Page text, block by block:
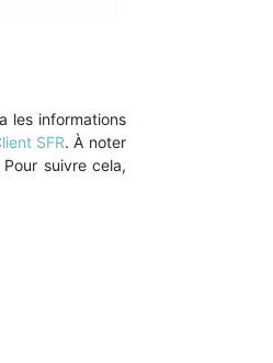
les informations
SFR. À noter
suivre cela,